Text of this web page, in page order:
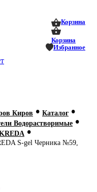
Корзина
Корзина
Избранное
Киров • Каталог •
Водорастворимые •
•
S-gel Черника №59,